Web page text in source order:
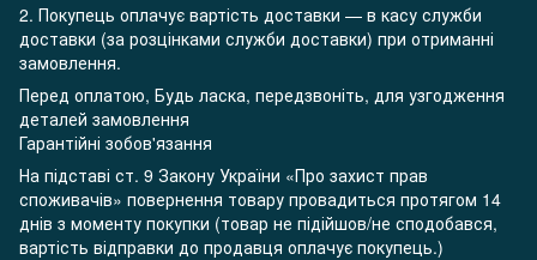
2. Покупець оплачує вартість доставки — в касу служби
доставки (за розцінками служби доставки) при отриманні
замовлення.
Перед оплатою, Будь ласка, передзвоніть, для узгодження
деталей замовлення
Гарантійні зобов'язання
На підставі ст. 9 Закону України «Про захист прав
споживачів» повернення товару провадиться протягом 14
днів з моменту покупки (товар не підійшов/не сподобався,
вартість відправки до продавця оплачує покупець.)